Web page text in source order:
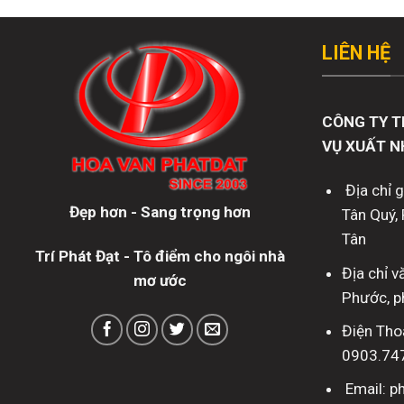
Đẹp hơn - Sang trọng hơn
Trí Phát Đạt - Tô điểm cho ngôi nhà
mơ ước
LIÊN HỆ
CÔNG TY
VỤ XUẤT
Địa chỉ
Tân
Tân
Địa chỉ
Phước,
Điện
Email: